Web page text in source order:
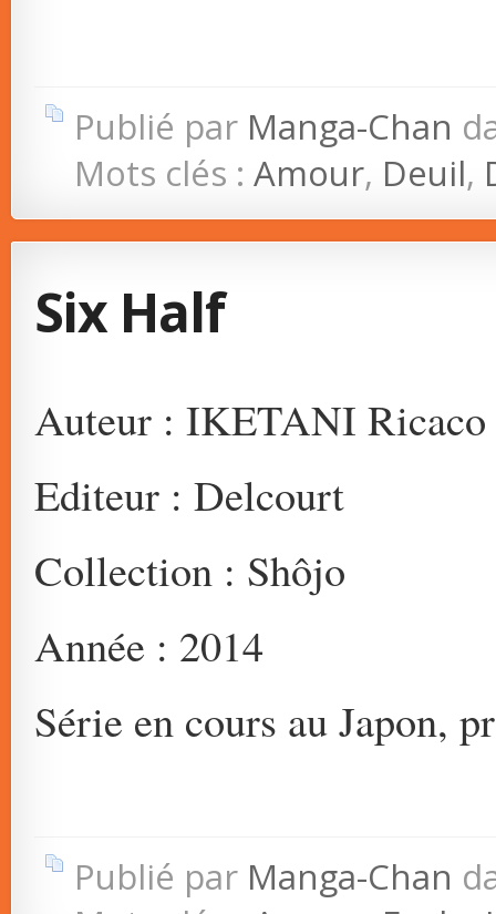
Publié par Manga-Chan
Mots clés : Amour, Deuil,
Six Half
Auteur : IKETANI Ricaco
Editeur : Delcourt
Collection : Shôjo
Année : 2014
Série en cours au Japon,
Publié par Manga-Chan